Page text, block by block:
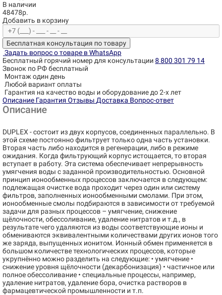
В наличии
48478р.
Добавить в корзину
Бесплатная консультация по товару
Задать вопрос о товаре в WhatsApp
Бесплатный горячий номер для консультации 8 800 301 79 14
Звонок по РФ бесплатный
Монтаж один день
Любой вариант оплаты
Гарантия на качество воды и оборудование до 2-х лет
Описание Гарантия Отзывы Доставка Вопрос-ответ
Описание
DUPLEX - состоит из двух корпусов, соединенных параллельно. В
этой схеме постоянно фильтрует только одна часть установки.
Вторая часть либо находится в регенерации, либо в режиме
ожидания. Когда фильтрующий корпус истощается, то вторая
вступает в работу. Эта система обеспечивает непрерывность
умягчения воды с заданной производительностью. Основной
принцип ионообменных процессов заключается в следующем:
подлежащая очистке вода проходит через один или систему
фильтров, заполненных ионообменными смолами. При этом,
ионообменные смолы подбираются в зависимости от требуемой
задачи для разных процессов – умягчение, снижение
щёлочности, обессоливание, удаление нитратов и т.д., в
результате чего удаляются из воды соответствующие ионы и
обмениваются эквивалентными количествами других ионов того
же заряда, выпущенных ионитом. Ионный обмен применяется в
большом количестве технологических процессов, которые
укрупнённо можно разделить на следующие: • умягчение •
снижение уровня щёлочности (декарбонизация) • частичное или
полное обессоливание • специальные процессы, например,
удаление нитратов, удаление бора, очистка растворов в
фармацевтической промышленности и т.п.